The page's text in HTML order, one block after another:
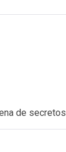
de secretos